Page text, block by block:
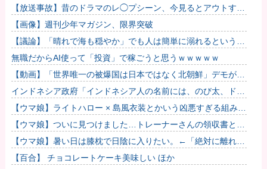
【放送事故】昔のドラマのレ◯プシーン、今見るとアウトすぎ
る・・・
【画像】週刊少年マガジン、限界突破
【議論】「晴れで海も穏やか」でも人は簡単に溺れるという恐
怖……高齢者の海水浴はマジで危険なのか？
無職だからAI使って「投資」で稼ごうと思うｗｗｗｗｗ
【動画】「世界唯一の被爆国は日本ではなく北朝鮮」デモが開
催される
インドネシア政府「インドネシア人の名前には、のび太、ドラ
えもん、スネ夫、ナルト、しんちゃんなどあります」
【ウマ娘】ライトハロー × 島風衣装とかいう凶悪すぎる組み合
わせｗｗｗ「大変なことに…」
【ウマ娘】ついに見つけました…トレーナーさんの領収書と給
与明細！！
【ウマ娘】暑い日は膝枕で日陰に入りたい。←「絶対に離れた
くない場所だな」
【百合】 チョコレートケーキ美味しい ほか